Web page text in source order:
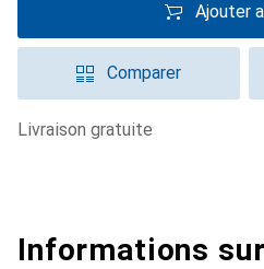
Ajouter
Comparer
livraison gratuite
Informations